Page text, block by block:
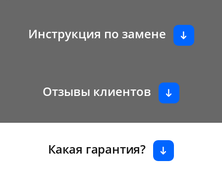
Инструкция по замене
Отзывы клиентов
Какая гарантия?